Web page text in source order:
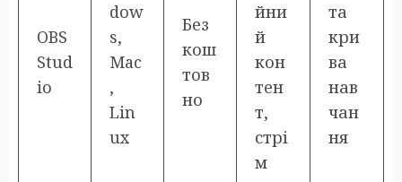
OBS
Stud
io
dow
s,
Mac
,
Lin
ux
Без
кош
тов
но
йни
й
кон
тен
т,
стрі
м
та
кри
ва
нав
чан
ня